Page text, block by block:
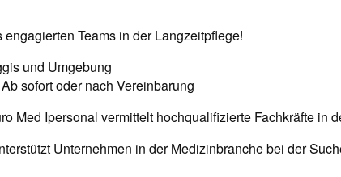
engagierten Teams in der Langzeitpflege!
und Umgebung
Ab sofort oder nach Vereinbarung
Med Ipersonal vermittelt hochqualifizierte Fachkräfte in
Unternehmen in der Medizinbranche bei der